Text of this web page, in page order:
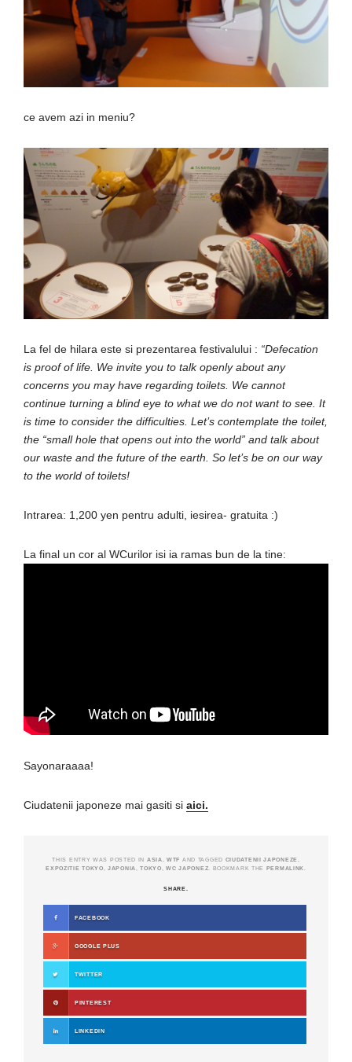
ce avem azi in meniu?
La fel de hilara este si prezentarea festivalului : “Defecation
is proof of life. We invite you to talk openly about any
concerns you may have regarding toilets. We cannot
continue turning a blind eye to what we do not want to see. It
is time to consider the difficulties. Let’s contemplate the toilet,
the “small hole that opens out into the world” and talk about
our waste and the future of the earth. So let’s be on our way
to the world of toilets!
Intrarea: 1,200 yen pentru adulti, iesirea- gratuita :)
La final un cor al WCurilor isi ia ramas bun de la tine:
Sayonaraaaa!
Ciudatenii japoneze mai gasiti si aici.
THIS ENTRY WAS POSTED IN ASIA ,WTF AND TAGGED CIUDATENII JAPONEZE
EXPOZITIE TOKYO ,JAPONIA ,TOKYO ,WC JAPONEZ . BOOKMARK THE PERMALINK
SHARE.
FACEBOOK
GOOGLE PLUS
TWITTER
PINTEREST
LINKEDIN